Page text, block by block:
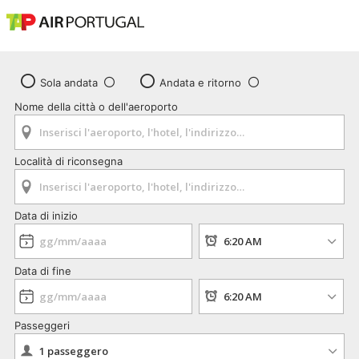
Sola andata
Andata e ritorno
Nome della città o dell'aeroporto
Località di riconsegna
Data di inizio
Data di fine
Passeggeri